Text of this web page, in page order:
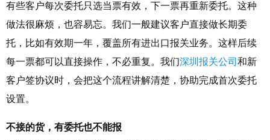
有些客户每次委托只选当票有效，下一票再重新委托。这种
做法很麻烦，也容易忘。我们一般建议客户直接做长期委
托，比如有效期一年，覆盖所有进出口报关业务。这样后续
每一票都可以直接操作，不必重复。我们深圳报关公司 和新
客户签协议时，会把这个流程讲解清楚，协助完成首次委托
设置。
不接的货，有委托也不能报